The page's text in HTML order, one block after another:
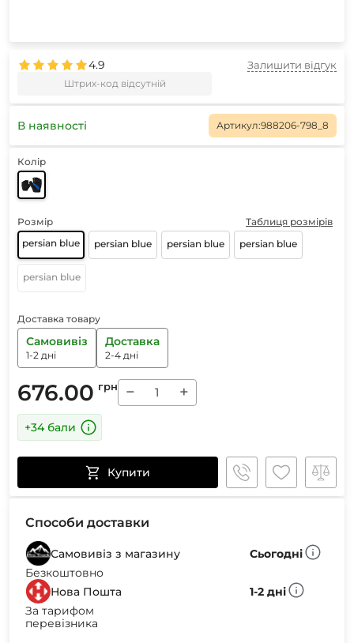
4.9
Штрих-код відсутній
Залишити відгук
В наявності Артикул:988206-798_8
Колір
Розмір
Таблиця розмірів
persian blue
persian blue persian blue persian blue
persian blue
Доставка товару
Самовивіз
1-2 дні
Доставка
2-4 дні
676.00 грн − +
+34 бали
Купити
Способи доставки
Самовивіз з магазину
Сьогодні
Безкоштовно
Нова Пошта
1-2 дні
За тарифом
перевізника